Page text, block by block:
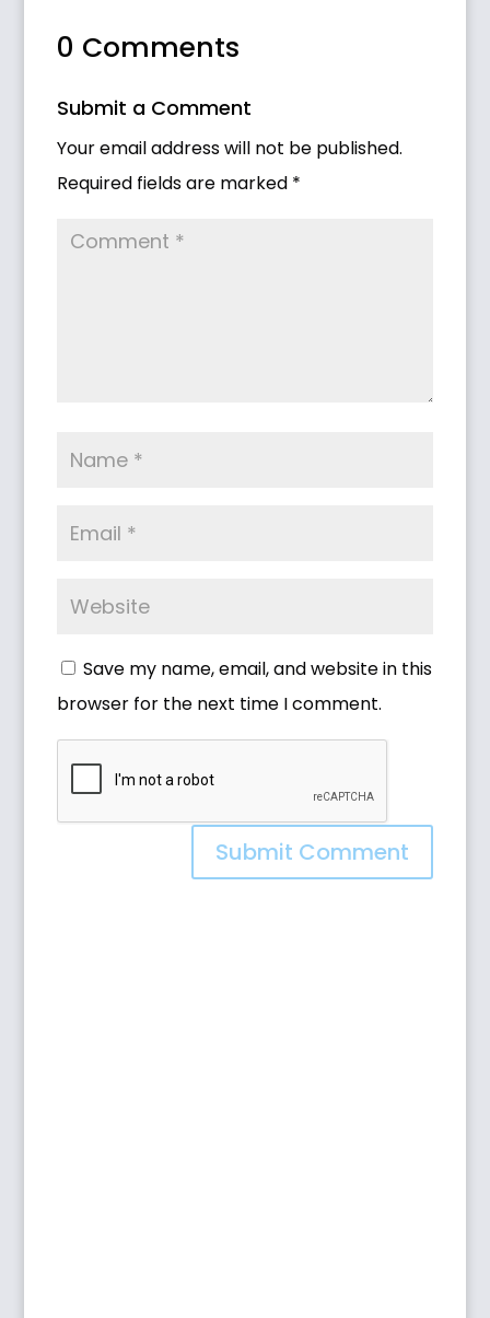
0 Comments
Submit a Comment
Your email address will not be published.
Required fields are marked *
Save my name, email, and website in this
browser for the next time I comment.
Submit Comment